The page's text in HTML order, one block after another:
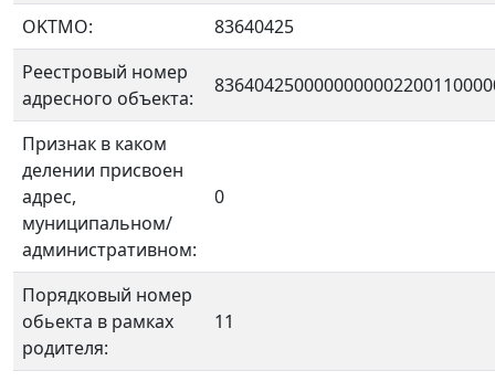
OKTMO:
83640425
Реестровый номер
адресного объекта:
Признак в каком
делении присвоен
адрес,
муниципальном/
административном:
0
Порядковый номер
обьекта в рамках
родителя:
11